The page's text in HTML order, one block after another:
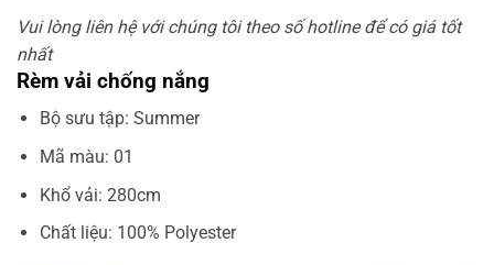
Vui lòng liên hệ với chúng tôi theo số hotline để có giá tốt
nhất
Rèm vải chống nắng
Bộ sưu tập: Summer
Mã màu: 01
Khổ vải: 280cm
Chất liệu: 100% Polyester